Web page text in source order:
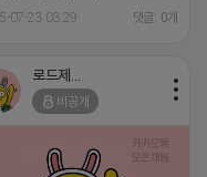
07-23 03:29 댓글: 0개
비공개